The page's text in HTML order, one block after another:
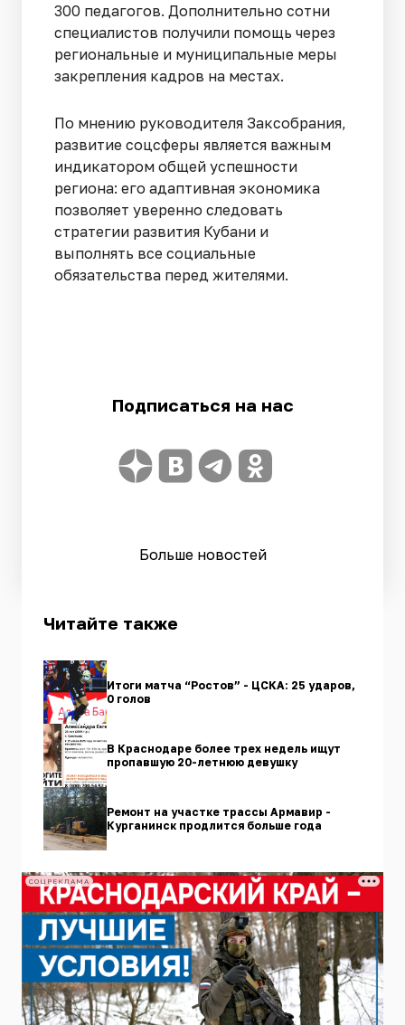
300 педагогов. Дополнительно сотни
специалистов получили помощь через
региональные и муниципальные меры
закрепления кадров на местах.
По мнению руководителя Заксобрания,
развитие соцсферы является важным
индикатором общей успешности
региона: его адаптивная экономика
позволяет уверенно следовать
стратегии развития Кубани и
выполнять все социальные
обязательства перед жителями.
Подписаться на нас
Больше новостей
Читайте также
Итоги матча “Ростов” - ЦСКА: 25 ударов,
0 голов
В Краснодаре более трех недель ищут
пропавшую 20-летнюю девушку
Ремонт на участке трассы Армавир -
Курганинск продлится больше года
СОЦРЕКЛАМА